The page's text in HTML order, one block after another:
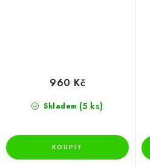
Skladem (5 ks)
960 Kč